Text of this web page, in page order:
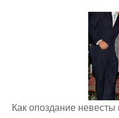
Как опоздание